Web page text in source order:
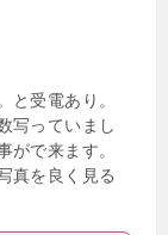
と受電あり。
写っていまし
がで来ます。
真を良く見る